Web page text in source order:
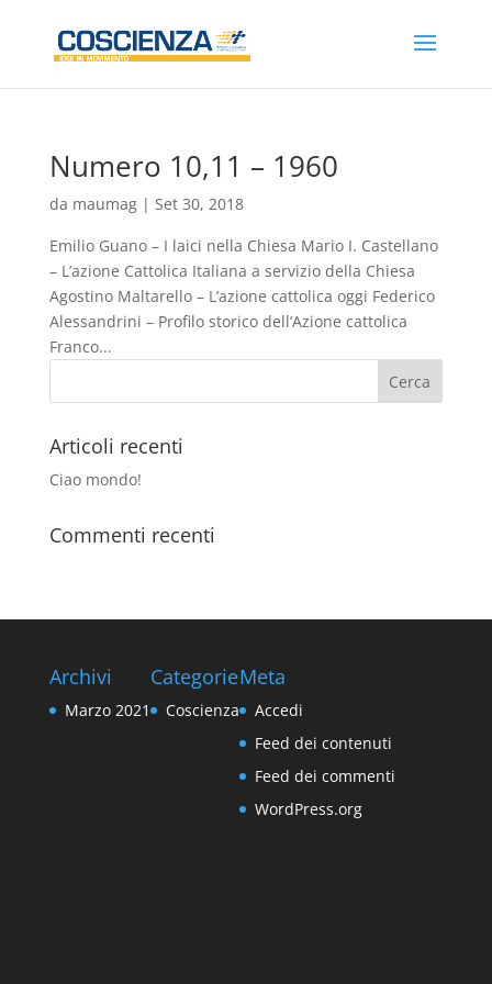
Numero 10,11 – 1960
da maumag| Set 30, 2018
Emilio Guano – I laici nella Chiesa Mario I. Castellano
– L’azione Cattolica Italiana a servizio della Chiesa
Agostino Maltarello – L’azione cattolica oggi Federico
Alessandrini – Profilo storico dell’Azione cattolica
Franco...
Articoli recenti
Ciao mondo!
Commenti recenti
Archivi
Marzo 2021
Categorie
Coscienza
Meta
Accedi
Feed dei contenuti
Feed dei commenti
WordPress.org